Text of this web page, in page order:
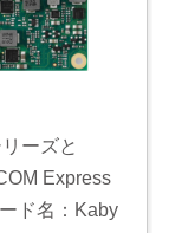
ーズと
Express
ド名：Kaby